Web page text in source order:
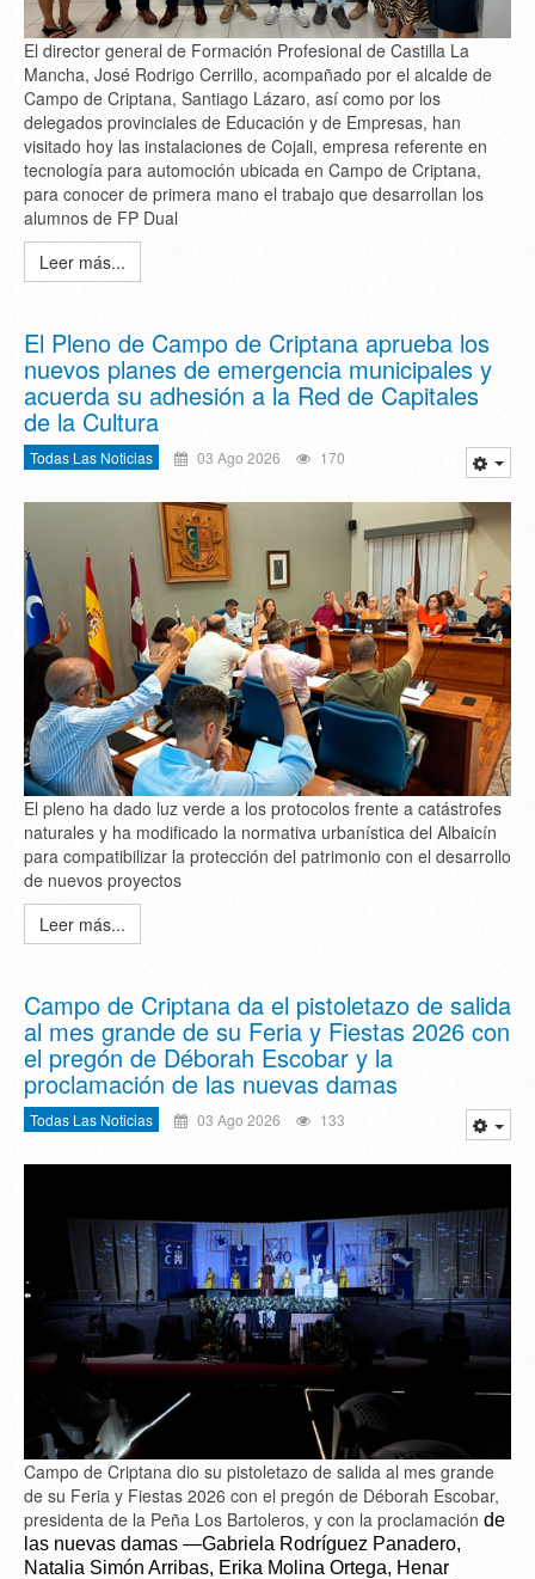
El director general de Formación Profesional de Castilla La
Mancha, José Rodrigo Cerrillo, acompañado por el alcalde de
Campo de Criptana, Santiago Lázaro, así como por los
delegados provinciales de Educación y de Empresas, han
visitado hoy las instalaciones de Cojali, empresa referente en
tecnología para automoción ubicada en Campo de Criptana,
para conocer de primera mano el trabajo que desarrollan los
alumnos de FP Dual
Leer más...
El Pleno de Campo de Criptana aprueba los
nuevos planes de emergencia municipales y
acuerda su adhesión a la Red de Capitales
de la Cultura
Todas Las Noticias 03 Ago 2026 170
El pleno ha dado luz verde a los protocolos frente a catástrofes
naturales y ha modificado la normativa urbanística del Albaicín
para compatibilizar la protección del patrimonio con el desarrollo
de nuevos proyectos
Leer más...
Campo de Criptana da el pistoletazo de salida
al mes grande de su Feria y Fiestas 2026 con
el pregón de Déborah Escobar y la
proclamación de las nuevas damas
Todas Las Noticias 03 Ago 2026 133
Campo de Criptana dio su pistoletazo de salida al mes grande
de su Feria y Fiestas 2026 con el pregón de Déborah Escobar,
presidenta de la Peña Los Bartoleros, y con la proclamación de
las nuevas damas —Gabriela Rodríguez Panadero,
Natalia Simón Arribas, Erika Molina Ortega, Henar